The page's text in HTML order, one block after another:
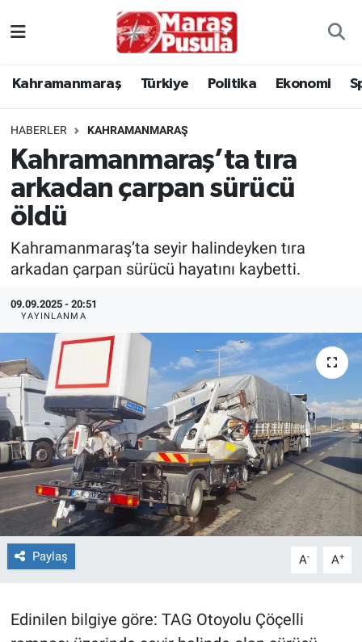
Kahramanmaraş Türkiye Politika Ekonomi
HABERLER KAHRAMANMARAŞ
Kahramanmaraş’ta tıra
arkadan çarpan sürücü
öldü
Kahramanmaraş’ta seyir halindeyken tıra
arkadan çarpan sürücü hayatını kaybetti.
09.09.2025 - 20:51
YAYINLANMA
Paylaş A- A+
Edinilen bilgiye göre: TAG Otoyolu Çöçelli
Politika
Ekonomi
Spor
Kültür Sanat
Sağlık
TEKNOLOJİ
Dünya
İlçeler
MAGAZİN
Bilim, Teknoloji
ÇEVRE
İstanbul Trafik Yoğunluk Haritası
Süper Lig Puan Durumu ve Fikstür
Tüm Manşetler
Son Dakika Haberleri
Haber Arşivi